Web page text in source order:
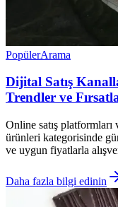
PopülerArama
Dijital Satış
Trendler ve
Online satış
ürünleri kategorisinde
ve uygun fiyatlarla
Daha fazla bilgi edinin